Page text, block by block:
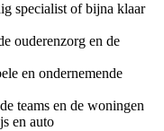
specialist of bijna klaar
ouderenzorg en de
en ondernemende
teams en de woningen
en auto